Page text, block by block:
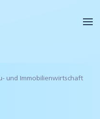
und Immobilienwirtschaft